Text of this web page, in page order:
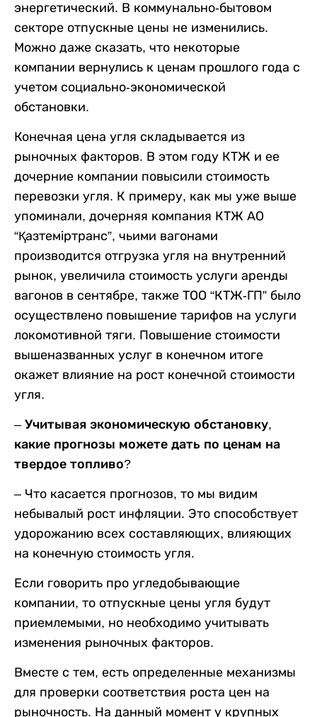
энергетический. В коммунально-бытовом
секторе отпускные цены не изменились.
Можно даже сказать, что некоторые
компании вернулись к ценам прошлого года с
учетом социально-экономической
обстановки.
Конечная цена угля складывается из
рыночных факторов. В этом году КТЖ и ее
дочерние компании повысили стоимость
перевозки угля. К примеру, как мы уже выше
упоминали, дочерняя компания КТЖ АО
“Қазтеміртранс”, чьими вагонами
производится отгрузка угля на внутренний
рынок, увеличила стоимость услуги аренды
вагонов в сентябре, также ТОО “КТЖ-ГП” было
осуществлено повышение тарифов на услуги
локомотивной тяги. Повышение стоимости
вышеназванных услуг в конечном итоге
окажет влияние на рост конечной стоимости
угля.
– Учитывая экономическую обстановку,
какие прогнозы можете дать по ценам на
твердое топливо?
– Что касается прогнозов, то мы видим
небывалый рост инфляции. Это способствует
удорожанию всех составляющих, влияющих
на конечную стоимость угля.
Если говорить про угледобывающие
компании, то отпускные цены угля будут
приемлемыми, но необходимо учитывать
изменения рыночных факторов.
Вместе с тем, есть определенные механизмы
для проверки соответствия роста цен на
рыночность. На данный момент у крупных